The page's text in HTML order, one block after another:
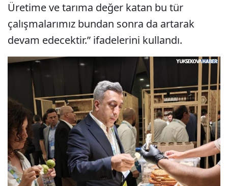
Üretime ve tarıma değer katan bu tür
çalışmalarımız bundan sonra da artarak
devam edecektir.” ifadelerini kullandı.